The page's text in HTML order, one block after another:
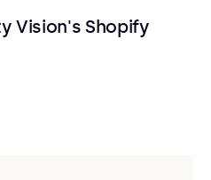
Vision's Shopify